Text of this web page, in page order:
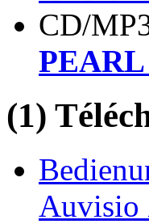
CD/
PEARL
(1)
Auvisio